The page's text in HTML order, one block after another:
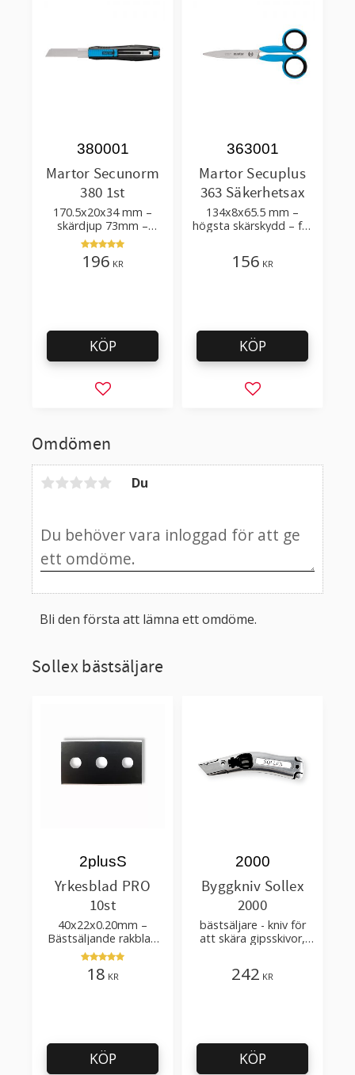
Omdömen
Du
Bli den första att lämna ett omdöme.
Martor Secunorm
380 1st
170.5x20x34 mm –
skärdjup 73mm –
bästsäljare
380001
196 KR
Lägg till i favoriter
KÖP
Martor Secuplus
363 Säkerhetsax
134x8x65.5 mm –
högsta skärskydd – för
papper, film, tyger,
garn, band
363001
156 KR
Lägg till i
KÖP
Sollex bästsäljare
Yrkesblad PRO
10st
40x22x0.20mm –
Bästsäljande rakblad
för att skära tapet, tyg,
filt, hobby bruk
2plusS
18 KR
KÖP
Byggkniv Sollex
2000
bästsäljare - kniv för
att skära gipsskivor,
2000
242 KR
KÖP